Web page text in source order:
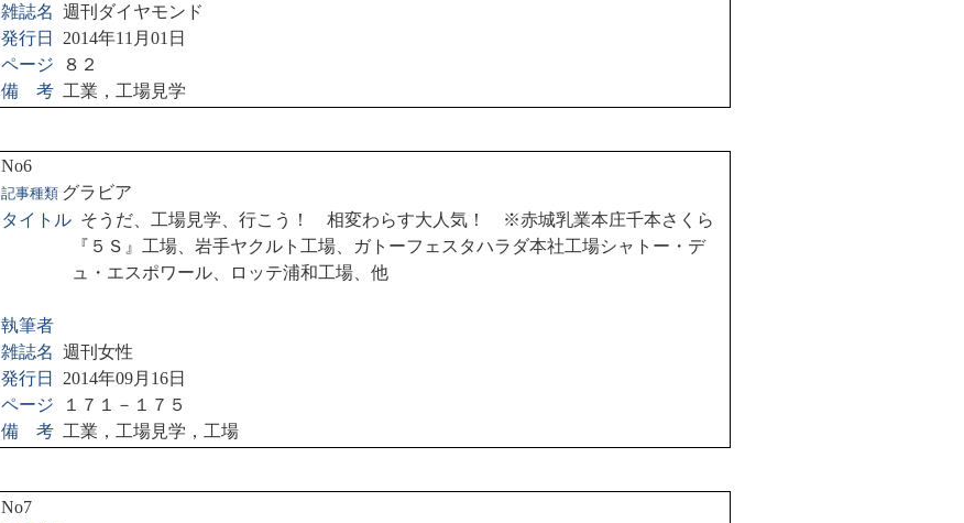
雑誌名 週刊ダイヤモンド
発行日
2014年11 月 01 日
ページ
８２
備 考 工業，工場見学
No6
記事種類 グラビア
タイトル そうだ、工場見学、行こう！ 相変わらす大人気！ ※赤城乳業本庄千本さくら
『５Ｓ』工場、岩手ヤクルト工場、ガトーフェスタハラダ本社工場シャトー・デ
ュ・エスポワール、ロッテ浦和工場、他
執筆者
雑誌名 週刊女性
発行日
2014年09月 16日
ページ
１７１－１７５
備 考 工業，工場見学，工場
No7